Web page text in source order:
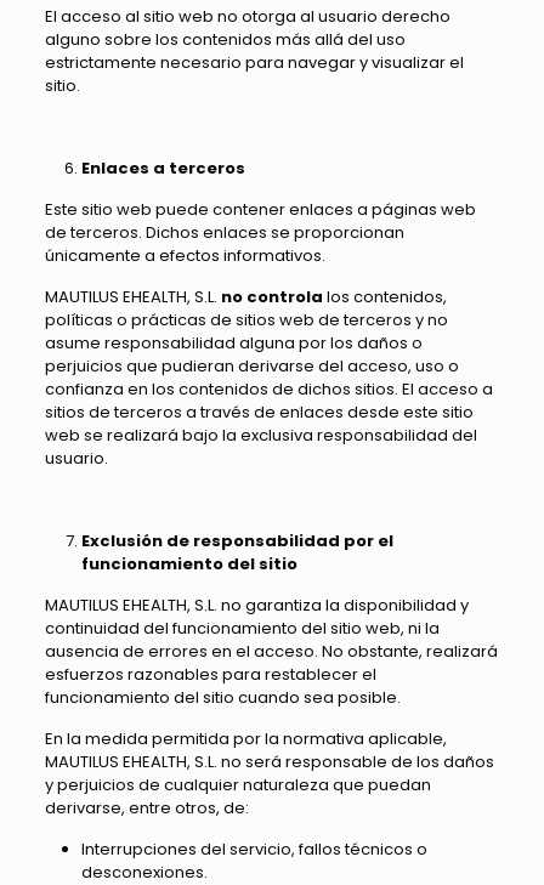
El acceso al sitio web no otorga al usuario derecho
alguno sobre los contenidos más allá del uso
estrictamente necesario para navegar y visualizar el
sitio.
Enlaces a terceros
Este sitio web puede contener enlaces a páginas web
de terceros. Dichos enlaces se proporcionan
únicamente a efectos informativos.
MAUTILUS EHEALTH, S.L. no controla los contenidos,
políticas o prácticas de sitios web de terceros y no
asume responsabilidad alguna por los daños o
perjuicios que pudieran derivarse del acceso, uso o
confianza en los contenidos de dichos sitios. El acceso a
sitios de terceros a través de enlaces desde este sitio
web se realizará bajo la exclusiva responsabilidad del
usuario.
Exclusión de responsabilidad por el
funcionamiento del sitio
MAUTILUS EHEALTH, S.L. no garantiza la disponibilidad y
continuidad del funcionamiento del sitio web, ni la
ausencia de errores en el acceso. No obstante, realizará
esfuerzos razonables para restablecer el
funcionamiento del sitio cuando sea posible.
En la medida permitida por la normativa aplicable,
MAUTILUS EHEALTH, S.L. no será responsable de los daños
y perjuicios de cualquier naturaleza que puedan
derivarse, entre otros, de:
Interrupciones del servicio, fallos técnicos o
desconexiones.